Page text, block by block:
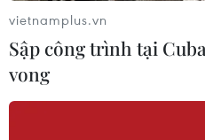
vietnamplus.vn
Sập công trình tại
vong